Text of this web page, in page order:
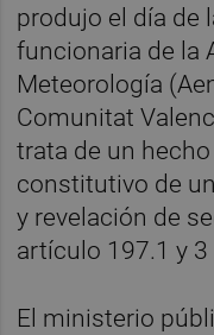
produjo el día de
funcionaria de la
Meteorología
Comunitat
trata de un
constitutivo de
y revelación de
artículo 197.1 y 3
El ministerio